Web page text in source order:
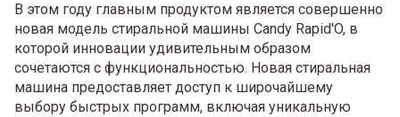
В этом году главным продуктом является совершенно
новая модель стиральной машины Candy Rapid'O, в
которой инновации удивительным образом
сочетаются с функциональностью. Новая стиральная
машина предоставляет доступ к широчайшему
выбору быстрых программ, включая уникальную